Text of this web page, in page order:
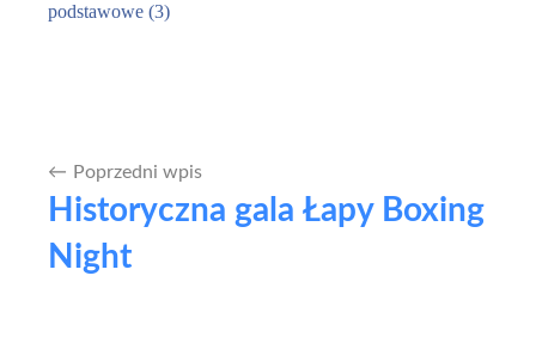
podstawowe (3)
Nawigacja
wpisu
Poprzedni wpis
Historyczna gala Łapy Boxing
Night